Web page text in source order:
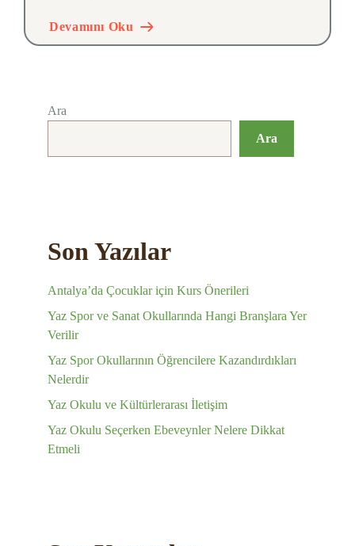
Devamını Oku
Ara
Ara
Son Yazılar
Antalya’da Çocuklar için Kurs Önerileri
Yaz Spor ve Sanat Okullarında Hangi Branşlara Yer
Verilir
Yaz Spor Okullarının Öğrencilere Kazandırdıkları
Nelerdir
Yaz Okulu ve Kültürlerarası İletişim
Yaz Okulu Seçerken Ebeveynler Nelere Dikkat
Etmeli